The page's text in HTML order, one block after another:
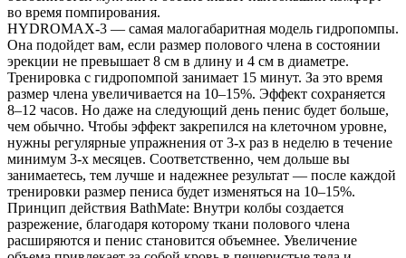
во время помпирования.
HYDROMAX-3 — самая малогабаритная модель гидропомпы.
Она подойдет вам, если размер полового члена в состоянии
эрекции не превышает 8 см в длину и 4 см в диаметре.
Тренировка с гидропомпой занимает 15 минут. За это время
размер члена увеличивается на 10–15%. Эффект сохраняется
8–12 часов. Но даже на следующий день пенис будет больше,
чем обычно. Чтобы эффект закрепился на клеточном уровне,
нужны регулярные упражнения от 3-х раз в неделю в течение
минимум 3-х месяцев. Соответственно, чем дольше вы
занимаетесь, тем лучше и надежнее результат — после каждой
тренировки размер пениса будет изменяться на 10–15%.
Принцип действия BathMate: Внутри колбы создается
разрежение, благодаря которому ткани полового члена
расширяются и пенис становится объемнее. Увеличение